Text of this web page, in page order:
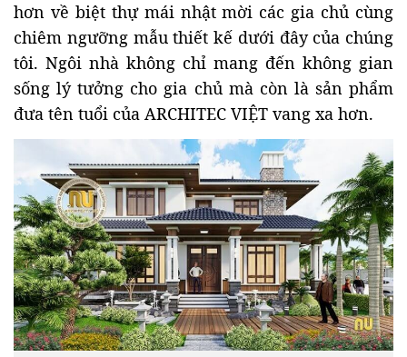
hơn về biệt thự mái nhật mời các gia chủ cùng
chiêm ngưỡng mẫu thiết kế dưới đây của chúng
tôi. Ngôi nhà không chỉ mang đến không gian
sống lý tưởng cho gia chủ mà còn là sản phẩm
đưa tên tuổi của ARCHITEC VIỆT vang xa hơn.